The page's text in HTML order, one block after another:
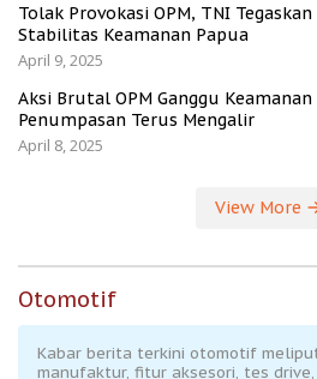
Tolak Provokasi OPM, TNI
Stabilitas Keamanan Papua
April 9, 2025
Aksi Brutal OPM Ganggu
Penumpasan Terus Mengalir
April 8, 2025
View More
Otomotif
Kabar berita terkini otomotif
manufaktur, fitur aksesori, tes